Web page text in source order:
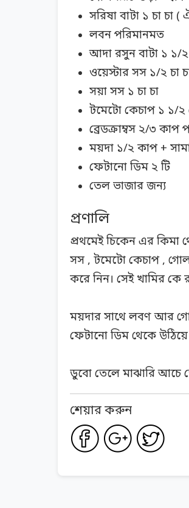
সরিষা বাটা ১ চা চা (
লবন পরিমানমত
আদা রসুন বাটা ১ ১/২
ওয়েস্টার সস ১/২ চা
সয়া সস ১ চা চা
টমেটো কেচাপ ১ ১/২
ব্রেডক্রাম্বস ২/৩ কাপ
ময়দা ১/২ কাপ +
ফেটানো ডিম ২ টি
তেল ভাজার জন্য
প্রণালি
প্রথমেই চিকেন এর কিমা
সস , টমেটো কেচাপ ,
করে নিন। সেই খামির
ময়দার সাথে লবণ আর
ফেটানো ডিম থেকে উঠিয়ে
ডুবো তেলে মাঝারি আচে
শেয়ার করুন